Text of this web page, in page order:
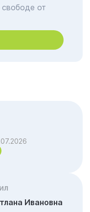
от
Как это
цена
наркологии
Ивановна